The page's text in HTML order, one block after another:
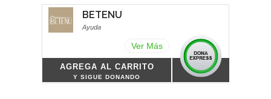
BETENU
Ayuda
Ver Más
AGREGA AL CARRITO
Y SIGUE DONANDO